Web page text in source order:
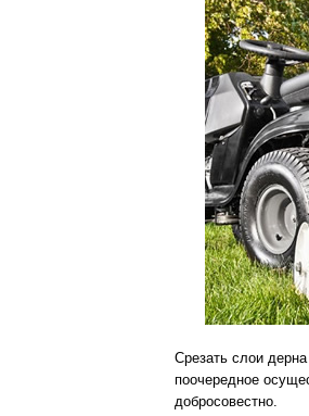
Срезать слои
поочередное
добросовестно.